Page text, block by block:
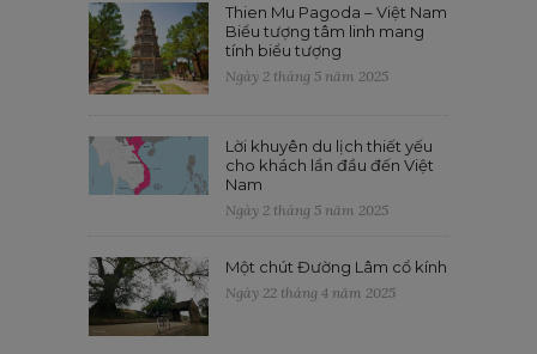
Thien Mu Pagoda – Việt Nam
Biểu tượng tâm linh mang
tính biểu tượng
Ngày 2 tháng 5 năm 2025
Lời khuyên du lịch thiết yếu
cho khách lần đầu đến Việt
Nam
Ngày 2 tháng 5 năm 2025
Một chút Đường Lâm cổ kính
Ngày 22 tháng 4 năm 2025